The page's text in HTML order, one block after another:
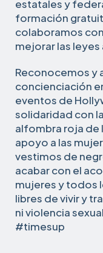
estatales y
formación
colaboramos
mejorar las
Reconocemos y
concienciación
eventos de
solidaridad con
alfombra roja de
apoyo a las
vestimos de
acabar con el
mujeres y todos
libres de vivir y
ni violencia
#timesup